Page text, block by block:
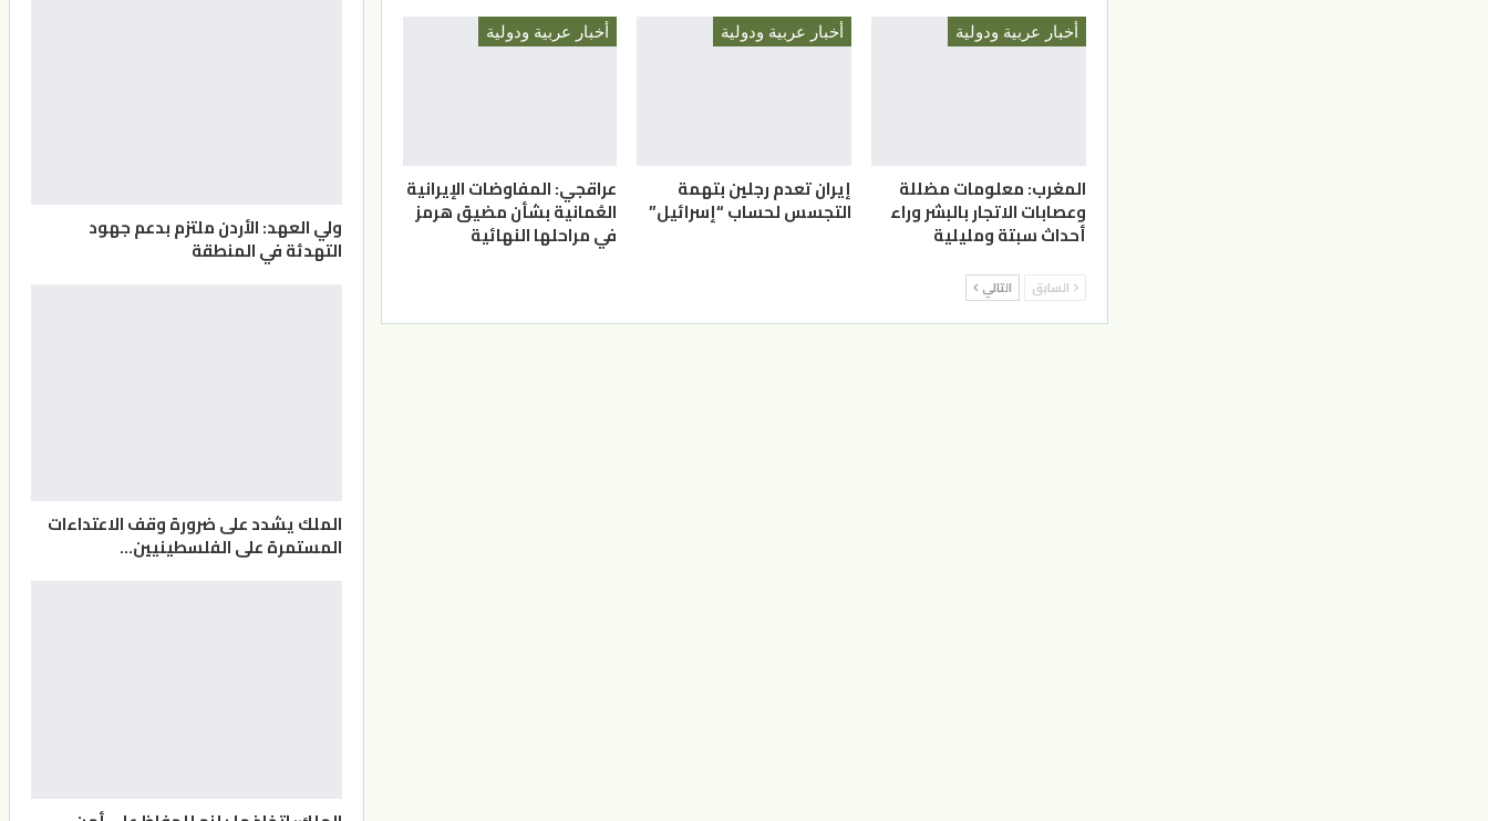
أخبار عربية ودولية
المغرب: معلومات مضللة
وعصابات الاتجار بالبشر وراء
أحداث سبتة ومليلية
أخبار عربية ودولية
إيران تعدم رجلين بتهمة
التجسس لحساب “إسرائيل”
أخبار عربية ودولية
عراقجي: المفاوضات الإيرانية
العُمانية بشأن مضيق هرمز
في مراحلها النهائية
السابق التالي
ولي العهد: الأردن ملتزم بدعم جهود
التهدئة في المنطقة
الملك يشدد على ضرورة وقف الاعتداءات
المستمرة على الفلسطينيين…